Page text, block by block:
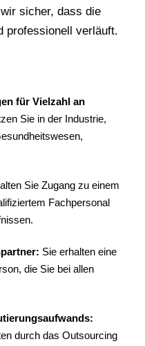
sicher, dass die
professionell verläuft.
für Vielzahl an
Sie in der Industrie,
Sie Zugang zu einem
Fachpersonal
Sie erhalten eine
die Sie bei allen
durch das Outsourcing